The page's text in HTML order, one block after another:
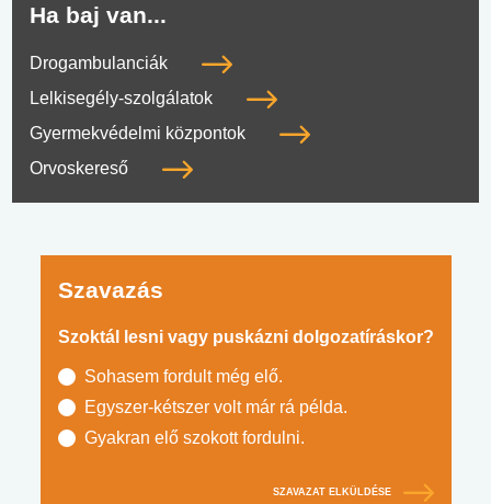
Ha baj van...
Drogambulanciák
Lelkisegély-szolgálatok
Gyermekvédelmi központok
Orvoskereső
Szavazás
Szoktál lesni vagy puskázni dolgozatíráskor?
Sohasem fordult még elő.
Egyszer-kétszer volt már rá példa.
Gyakran elő szokott fordulni.
SZAVAZAT ELKÜLDÉSE